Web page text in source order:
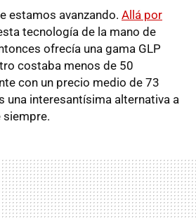
estamos avanzando. Allá por
tecnología de la mano de
ofrecía una gama GLP
costaba menos de 50
con un precio medio de 73
una interesantísima alternativa a